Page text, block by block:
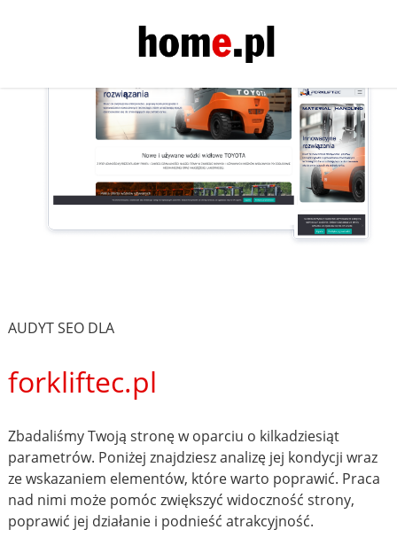
AUDYT SEO DLA
forkliftec.pl
Zbadaliśmy Twoją stronę w oparciu o kilkadziesiąt
parametrów. Poniżej znajdziesz analizę jej kondycji wraz
ze wskazaniem elementów, które warto poprawić. Praca
nad nimi może pomóc zwiększyć widoczność strony,
poprawić jej działanie i podnieść atrakcyjność.